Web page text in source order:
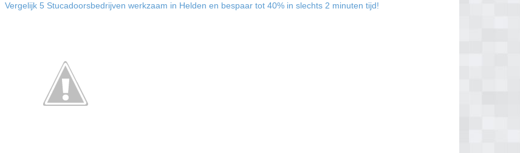
Vergelijk 5 Stucadoorsbedrijven werkzaam in Helden en bespaar tot 40% in slechts 2 minuten tijd!